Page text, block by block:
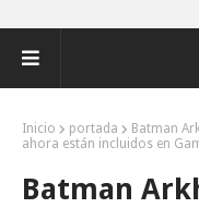
Inicio portada
Batman
ahora están incluidos en
Batman